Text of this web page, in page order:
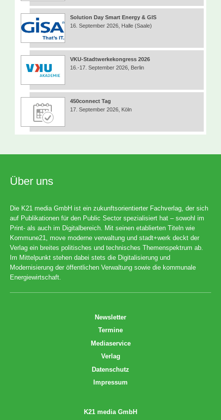
Solution Day Smart Energy & GIS
16. September 2026, Halle (Saale)
VKU-Stadtwerkekongress 2026
16.-17. September 2026, Berlin
450connect Tag
17. September 2026, Köln
Über uns
Die K21 media GmbH ist ein zukunftsorientierter Fachverlag, der sich
auf Publikationen für den Public Sector spezialisiert hat – sowohl im
Print- als auch im Digitalbereich. Mit seinen etablierten Titeln wie
Kommune21, move moderne verwaltung und stadt+werk deckt der
Verlag ein breites politisches und technisches Themenspektrum ab.
Im Mittelpunkt stehen dabei stets die Digitalisierung und
Modernisierung der öffentlichen Verwaltung sowie die kommunale
Energiewirtschaft.
Newsletter
Termine
Mediaservice
Verlag
Datenschutz
Impressum
K21 media GmbH